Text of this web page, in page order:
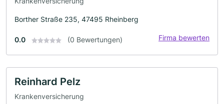
Borther Straße 235, 47495 Rheinberg
0.0 (0 Bewertungen) Firma bewerten
Reinhard Pelz
Krankenversicherung